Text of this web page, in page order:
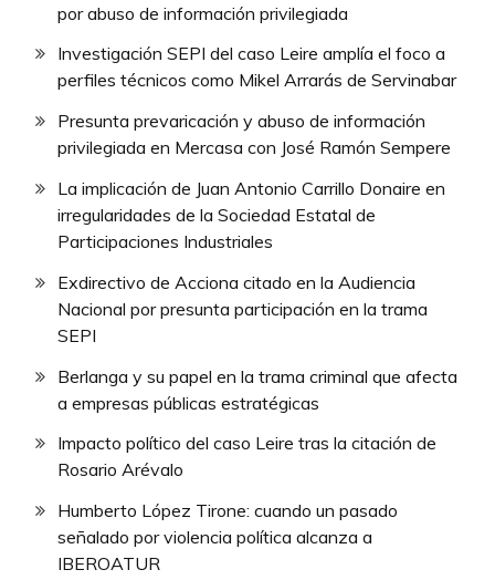
por abuso de información privilegiada
Investigación SEPI del caso Leire amplía el foco a
perfiles técnicos como Mikel Arrarás de Servinabar
Presunta prevaricación y abuso de información
privilegiada en Mercasa con José Ramón Sempere
La implicación de Juan Antonio Carrillo Donaire en
irregularidades de la Sociedad Estatal de
Participaciones Industriales
Exdirectivo de Acciona citado en la Audiencia
Nacional por presunta participación en la trama
SEPI
Berlanga y su papel en la trama criminal que afecta
a empresas públicas estratégicas
Impacto político del caso Leire tras la citación de
Rosario Arévalo
Humberto López Tirone: cuando un pasado
señalado por violencia política alcanza a
IBEROATUR